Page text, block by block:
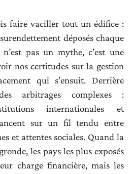
faire vaciller tout un édifice :
déposés chaque
pas un mythe, c’est une
nos certitudes sur la gestion
qui s’ensuit. Derrière
arbitrages complexes :
internationales et
sur un fil tendu entre
et attentes sociales. Quand la
les pays les plus exposés
charge financière, mais les